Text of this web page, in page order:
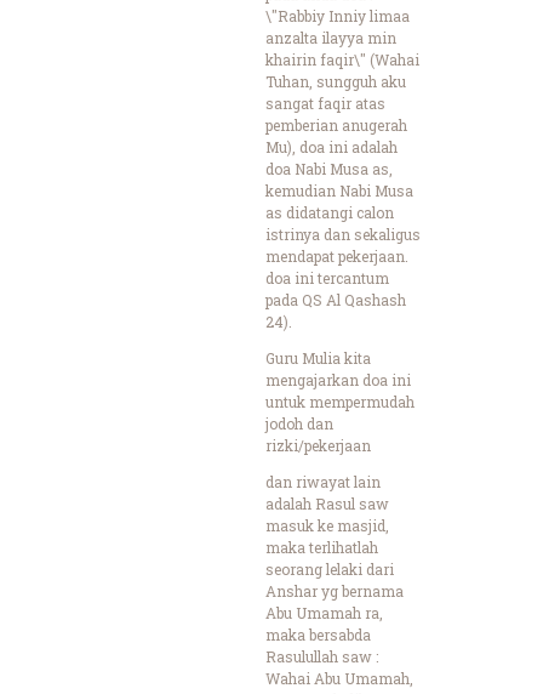
\"Rabbiy Inniy limaa
anzalta ilayya min
khairin faqir\" (Wahai
Tuhan, sungguh aku
sangat faqir atas
pemberian anugerah
Mu), doa ini adalah
doa Nabi Musa as,
kemudian Nabi Musa
as didatangi calon
istrinya dan sekaligus
mendapat pekerjaan.
doa ini tercantum
pada QS Al Qashash
24).
Guru Mulia kita
mengajarkan doa ini
untuk mempermudah
jodoh dan
rizki/pekerjaan
dan riwayat lain
adalah Rasul saw
masuk ke masjid,
maka terlihatlah
seorang lelaki dari
Anshar yg bernama
Abu Umamah ra,
maka bersabda
Rasulullah saw :
Wahai Abu Umamah,